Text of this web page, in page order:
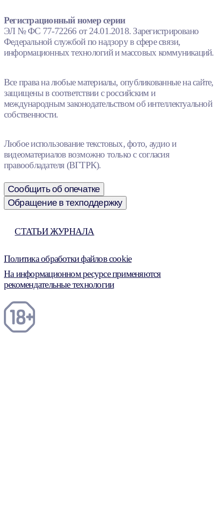
Регистрационный номер серии
ЭЛ № ФС 77-72266 от 24.01.2018. Зарегистрировано
Федеральной службой по надзору в сфере связи,
информационных технологий и массовых коммуникаций.
Все права на любые материалы, опубликованные на сайте,
защищены в соответствии с российским и
международным законодательством об интеллектуальной
собственности.
Любое использование текстовых, фото, аудио и
видеоматериалов возможно только с согласия
правообладателя (ВГТРК).
Сообщить об опечатке
Обращение в техподдержку
СТАТЬИ ЖУРНАЛА
Политика обработки файлов cookie
На информационном ресурсе применяются
рекомендательные технологии